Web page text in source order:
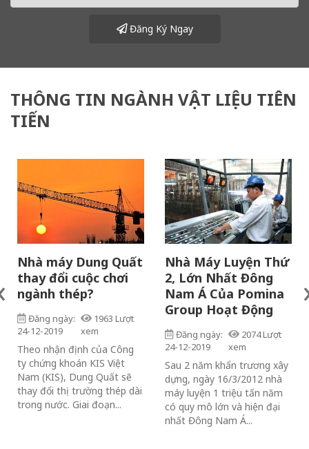
Đăng Ký Ngay
THÔNG TIN NGÀNH VẬT LIỆU TIÊN
TIẾN
Nhà máy Dung Quất
thay đổi cuộc chơi
ngành thép?
Đăng ngày:
24-12-2019
1963 Lượt
xem
Theo nhận định của Công
ty chứng khoán KIS Việt
Nam (KIS), Dung Quất sẽ
thay đổi thị trường thép dài
trong nước. Giai đoạn...
Nhà Máy Luyện Thứ
2, Lớn Nhất Đông
Nam Á Của Pomina
Group Hoạt Động
Đăng ngày:
24-12-2019
2074 Lượt
xem
Sau 2 năm khẩn trương xây
dựng, ngày 16/3/2012 nhà
máy luyện 1 triệu tấn năm
có quy mô lớn và hiện đại
nhất Đông Nam Á...